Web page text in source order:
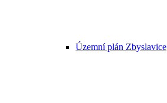
Územní plán Zbyslavice